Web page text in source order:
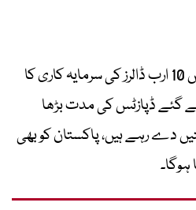
انہوں نے کہا کہ پاکستان میں 10 ارب ڈالرز کی سرمایہ کاری کا
گئے ڈپازٹس کی مدت بڑھا
دے رہے ہیں، پاکستان کو بھی